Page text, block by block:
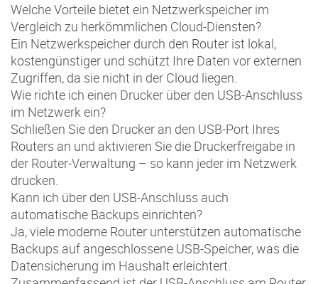
Welche Vorteile bietet ein Netzwerkspeicher im
Vergleich zu herkömmlichen Cloud-Diensten?
Ein Netzwerkspeicher durch den Router ist lokal,
kostengünstiger und schützt Ihre Daten vor externen
Zugriffen, da sie nicht in der Cloud liegen.
Wie richte ich einen Drucker über den USB-Anschluss
im Netzwerk ein?
Schließen Sie den Drucker an den USB-Port Ihres
Routers an und aktivieren Sie die Druckerfreigabe in
der Router-Verwaltung – so kann jeder im Netzwerk
drucken.
Kann ich über den USB-Anschluss auch
automatische Backups einrichten?
Ja, viele moderne Router unterstützen automatische
Backups auf angeschlossene USB-Speicher, was die
Datensicherung im Haushalt erleichtert.